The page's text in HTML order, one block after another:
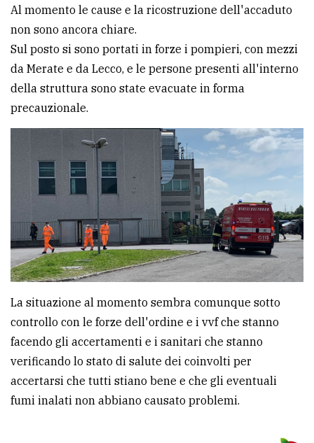
Al momento le cause e la ricostruzione dell'accaduto
non sono ancora chiare.
Sul posto si sono portati in forze i pompieri, con mezzi
da Merate e da Lecco, e le persone presenti all'interno
della struttura sono state evacuate in forma
precauzionale.
La situazione al momento sembra comunque sotto
controllo con le forze dell'ordine e i vvf che stanno
facendo gli accertamenti e i sanitari che stanno
verificando lo stato di salute dei coinvolti per
accertarsi che tutti stiano bene e che gli eventuali
fumi inalati non abbiano causato problemi.